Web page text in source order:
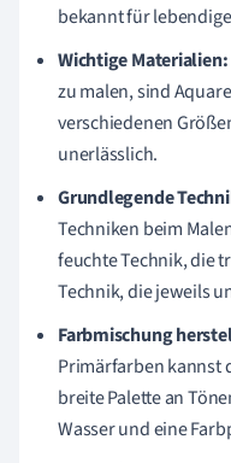
bekannt für
Wichtige Materialien:
zu malen, sind
verschiedenen
unerlässlich.
Grundlegende
Techniken beim
feuchte Technik, die
Technik, die jeweils
Farbmischung
Primärfarben kannst
breite Palette an
Wasser und eine